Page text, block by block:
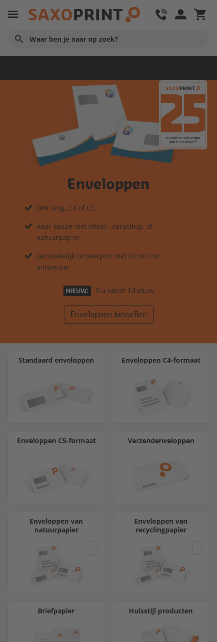
Enveloppen
DIN lang, C4 of C5
naar keuze met offset-, recycling- of
natuurpapier
Gemakkelijk ontwerpen met de online
ontwerper
NIEUW: Nu vanaf 10 stuks
Enveloppen bestellen
Standaard enveloppen Enveloppen C4-formaat
Enveloppen C5-formaat Verzendenveloppen
Enveloppen van
natuurpapier
Enveloppen van
recyclingpapier
Briefpapier Huisstijl producten